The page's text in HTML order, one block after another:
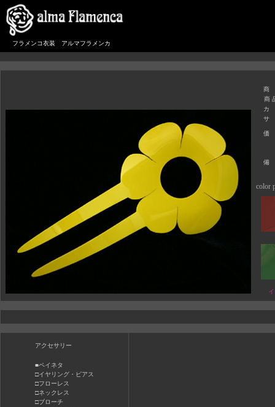
フラメンコ衣装 アルマフラメンカ
商
商
カ
サ
color
アクセサリー
■ペイネタ
□イヤリング・ピアス
□フローレス
□ネックレス
□ブローチ